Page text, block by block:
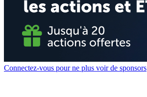
Connectez-vous pour ne plus voir de sponsors